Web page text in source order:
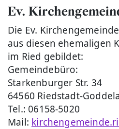
Ev.
Die Ev.
aus diesen ehemaligen
im Ried gebildet:
Gemeindebüro:
Starkenburger Str. 34
64560 Riedstadt-
Tel.: 06158-5020
Mail: